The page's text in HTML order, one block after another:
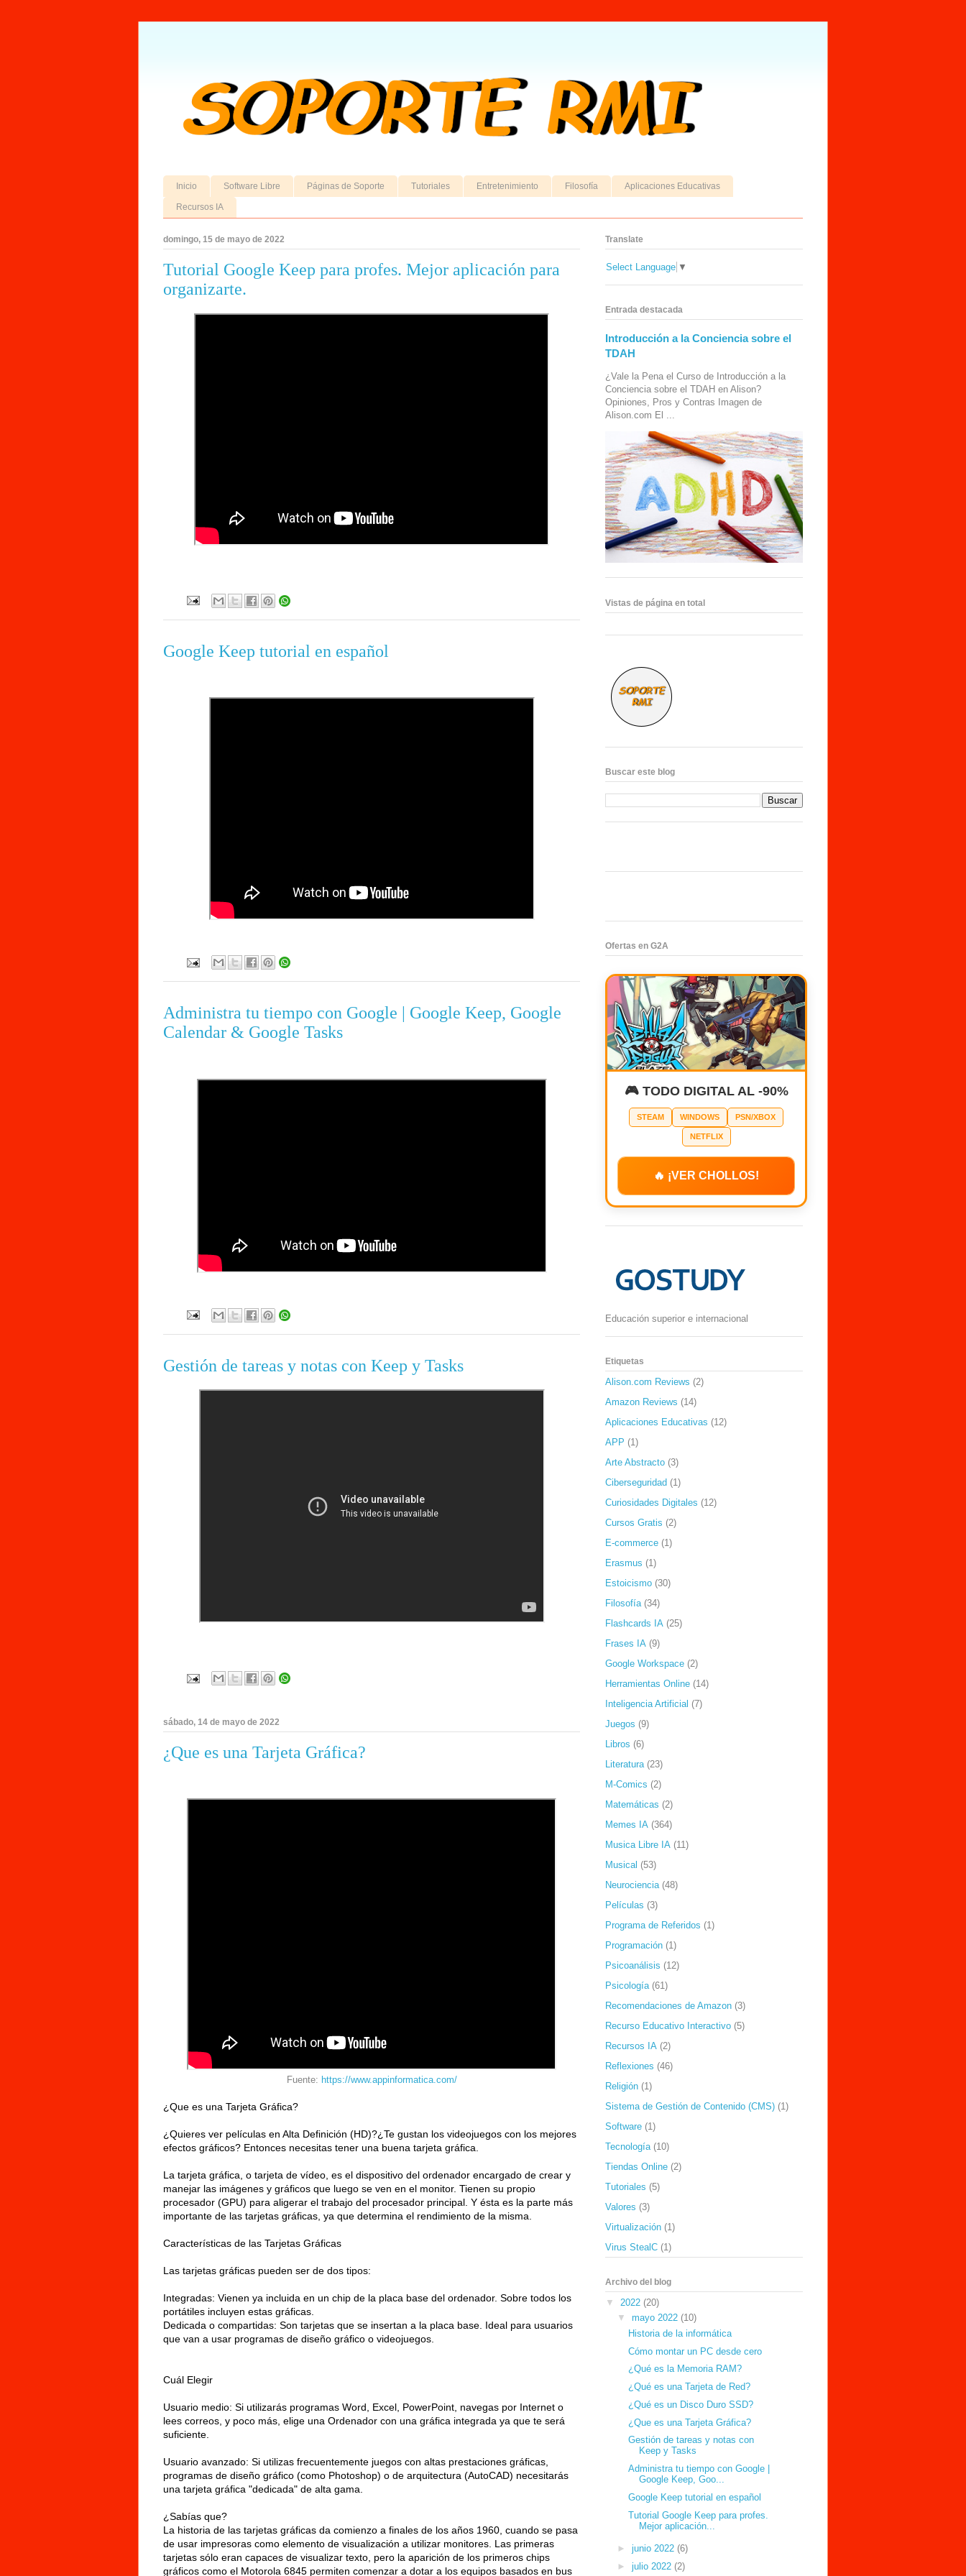
Inicio Software Libre Páginas de Soporte Tutoriales Entretenimiento Filosofía Aplicaciones Educativas
Recursos IA
domingo, 15 de mayo de 2022
Tutorial Google Keep para profes. Mejor aplicación para
organizarte.
Google Keep tutorial en español
Administra tu tiempo con Google | Google Keep, Google
Calendar & Google Tasks
Gestión de tareas y notas con Keep y Tasks
sábado, 14 de mayo de 2022
¿Que es una Tarjeta Gráfica?
Fuente: https://www.appinformatica.com/
¿Que es una Tarjeta Gráfica?
¿Quieres ver películas en Alta Definición (HD)?¿Te gustan los videojuegos con los mejores
efectos gráficos? Entonces necesitas tener una buena tarjeta gráfica.
La tarjeta gráfica, o tarjeta de vídeo, es el dispositivo del ordenador encargado de crear y
manejar las imágenes y gráficos que luego se ven en el monitor. Tienen su propio
procesador (GPU) para aligerar el trabajo del procesador principal. Y ésta es la parte más
importante de las tarjetas gráficas, ya que determina el rendimiento de la misma.
Características de las Tarjetas Gráficas
Las tarjetas gráficas pueden ser de dos tipos:
Integradas: Vienen ya incluida en un chip de la placa base del ordenador. Sobre todos los
portátiles incluyen estas gráficas.
Dedicada o compartidas: Son tarjetas que se insertan a la placa base. Ideal para usuarios
que van a usar programas de diseño gráfico o videojuegos.
Cuál Elegir
Usuario medio: Si utilizarás programas Word, Excel, PowerPoint, navegas por Internet o
lees correos, y poco más, elige una Ordenador con una gráfica integrada ya que te será
suficiente.
Usuario avanzado: Si utilizas frecuentemente juegos con altas prestaciones gráficas,
programas de diseño gráfico (como Photoshop) o de arquitectura (AutoCAD) necesitarás
una tarjeta gráfica "dedicada" de alta gama.
¿Sabías que?
La historia de las tarjetas gráficas da comienzo a finales de los años 1960, cuando se pasa
de usar impresoras como elemento de visualización a utilizar monitores. Las primeras
tarjetas sólo eran capaces de visualizar texto, pero la aparición de los primeros chips
gráficos como el Motorola 6845 permiten comenzar a dotar a los equipos basados en bus
Translate
Select Language ▼
Entrada destacada
Introducción a la Conciencia sobre el
TDAH
¿Vale la Pena el Curso de Introducción a la
Conciencia sobre el TDAH en Alison?
Opiniones, Pros y Contras Imagen de
Alison.com El ...
Vistas de página en total
Buscar este blog
Ofertas en G2A
🎮 TODO DIGITAL AL -90%
STEAM WINDOWS PSN/XBOX
NETFLIX
🔥 ¡VER CHOLLOS!
Educación superior e internacional
Etiquetas
Alison.com Reviews (2)
Amazon Reviews (14)
Aplicaciones Educativas (12)
APP (1)
Arte Abstracto (3)
Ciberseguridad (1)
Curiosidades Digitales (12)
Cursos Gratis (2)
E-commerce (1)
Erasmus (1)
Estoicismo (30)
Filosofía (34)
Flashcards IA (25)
Frases IA (9)
Google Workspace (2)
Herramientas Online (14)
Inteligencia Artificial (7)
Juegos (9)
Libros (6)
Literatura (23)
M-Comics (2)
Matemáticas (2)
Memes IA (364)
Musica Libre IA (11)
Musical (53)
Neurociencia (48)
Películas (3)
Programa de Referidos (1)
Programación (1)
Psicoanálisis (12)
Psicología (61)
Recomendaciones de Amazon (3)
Recurso Educativo Interactivo (5)
Recursos IA (2)
Reflexiones (46)
Religión (1)
Sistema de Gestión de Contenido (CMS) (1)
Software (1)
Tecnología (10)
Tiendas Online (2)
Tutoriales (5)
Valores (3)
Virtualización (1)
Virus StealC (1)
Archivo del blog
▼ 2022 (20)
▼ mayo 2022 (10)
Historia de la informática
Cómo montar un PC desde cero
¿Qué es la Memoria RAM?
¿Qué es una Tarjeta de Red?
¿Qué es un Disco Duro SSD?
¿Que es una Tarjeta Gráfica?
Gestión de tareas y notas con
Keep y Tasks
Administra tu tiempo con Google |
Google Keep, Goo...
Google Keep tutorial en español
Tutorial Google Keep para profes.
Mejor aplicación...
► junio 2022 (6)
► julio 2022 (2)